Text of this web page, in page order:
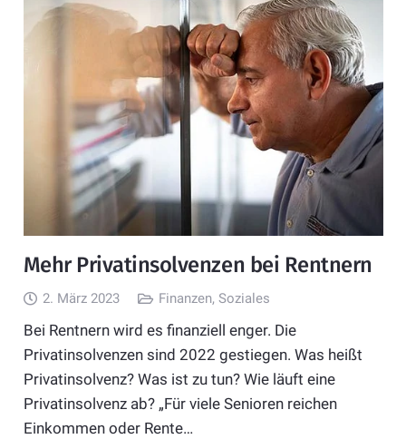
Mehr Privatinsolvenzen bei Rentnern
2. März 2023 Finanzen,Soziales
Bei Rentnern wird es finanziell enger. Die
Privatinsolvenzen sind 2022 gestiegen. Was heißt
Privatinsolvenz? Was ist zu tun? Wie läuft eine
Privatinsolvenz ab? „Für viele Senioren reichen
Einkommen oder Rente…